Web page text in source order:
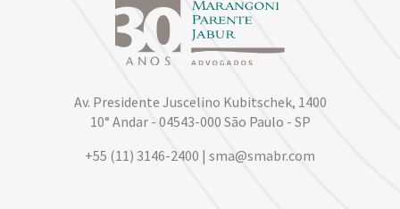
Av. Presidente Juscelino Kubitschek, 1400
10° Andar - 04543-000 São Paulo - SP
+55 (11) 3146-2400 | sma@smabr.com